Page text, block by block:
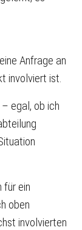
Anfrage an
involviert ist.
egal, ob ich
für ein
oben
involvierten